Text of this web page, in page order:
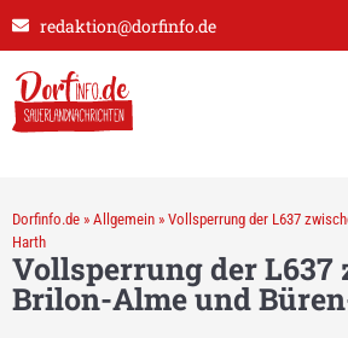
redaktion@dorfinfo.de
Dorfinfo.de » Allgemein » Vollsperrung der L637
Harth
Vollsperrung der L637
Brilon-Alme und